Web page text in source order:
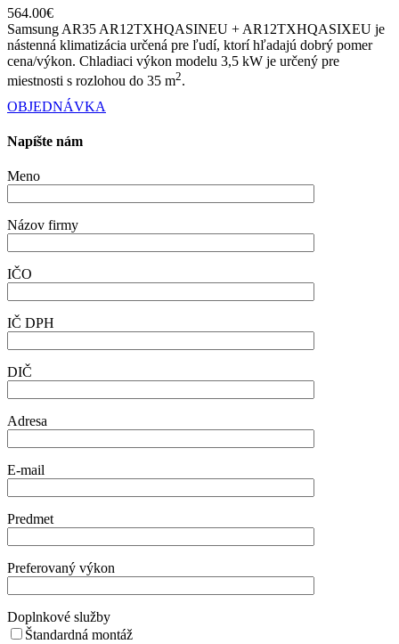
564.00€
Samsung AR35 AR12TXHQASINEU + AR12TXHQASIXEU je
nástenná klimatizácia určená pre ľudí, ktorí hľadajú dobrý pomer
cena/výkon. Chladiaci výkon modelu 3,5 kW je určený pre
miestnosti s rozlohou do 35 m2.
OBJEDNÁVKA
Napíšte nám
Meno
Názov firmy
IČO
IČ DPH
DIČ
Adresa
E-mail
Predmet
Preferovaný výkon
Doplnkové služby
Štandardná montáž